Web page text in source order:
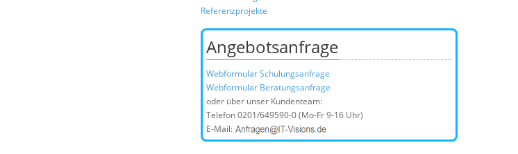
Referenzprojekte
Angebotsanfrage
Webformular Schulungsanfrage
Webformular Beratungsanfrage
oder über unser Kundenteam:
Telefon0201/649590-0(Mo-Fr 9-16 Uhr)
E-Mail: